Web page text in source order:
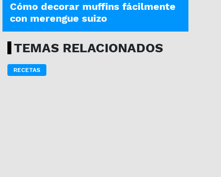
Cómo decorar muffins fácilmente
con merengue suizo
TEMAS RELACIONADOS
RECETAS